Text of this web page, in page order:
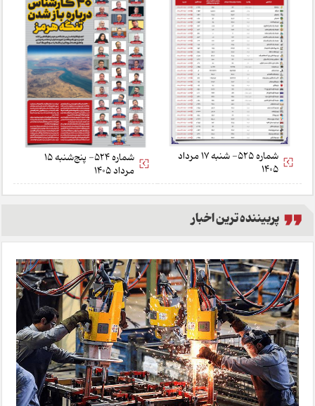
شماره 525- شنبه 17 مرداد
1405
شماره 524- پنج‌شنبه 15
مرداد 1405
پربیننده ترین اخبار